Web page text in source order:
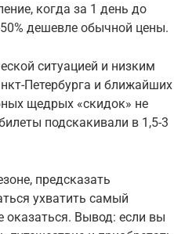
когда за 1 день до
дешевле обычной цены.
ситуацией и низким
Петербурга и ближайших
щедрых «скидок» не
подскакивали в 1,5-3
предсказать
ухватить самый
оказаться. Вывод: если вы